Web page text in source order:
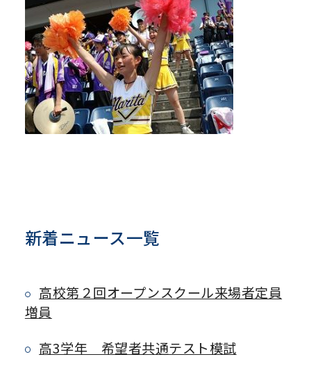
新着ニュース一覧
高校第２回オープンスクール来場者定員
増員
高3学年 希望者共通テスト模試